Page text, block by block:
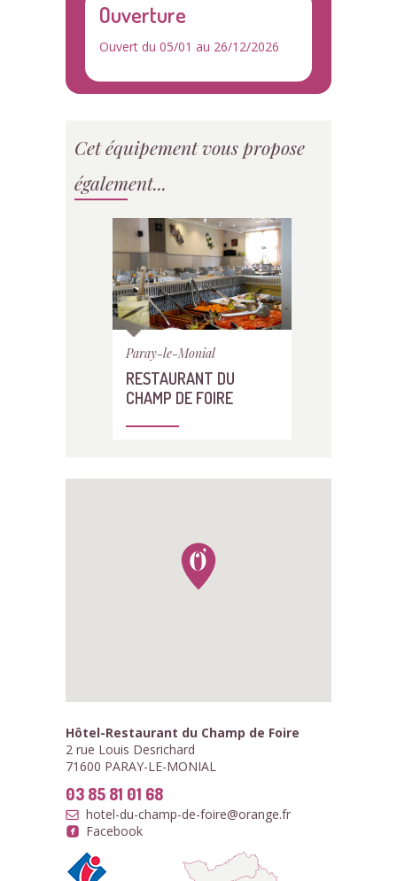
Ouverture
Ouvert du 05/01 au 26/12/2026
Cet équipement vous propose
également...
Paray-le-Monial
RESTAURANT DU
CHAMP DE FOIRE
Hôtel-Restaurant du Champ de Foire
2 rue Louis Desrichard
71600 PARAY-LE-MONIAL
03 85 81 01 68
hotel-du-champ-de-foire@orange.fr
Facebook